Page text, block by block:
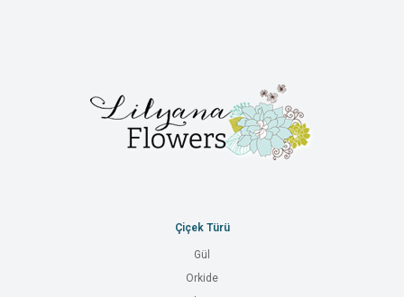
Çiçek Türü
Gül
Orkide